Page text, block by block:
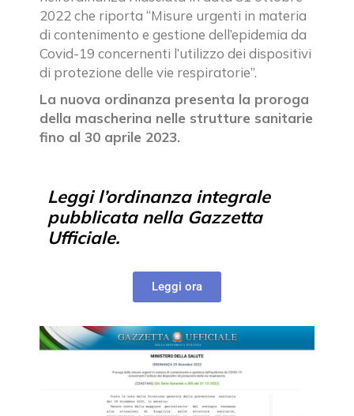
2022 che riporta “Misure urgenti in materia
di contenimento e gestione dell’epidemia da
Covid-19 concernenti l’utilizzo dei dispositivi
di protezione delle vie respiratorie”.
La nuova ordinanza presenta la proroga
della mascherina nelle strutture sanitarie
fino al 30 aprile 2023.
Leggi l’ordinanza integrale
pubblicata nella Gazzetta
Ufficiale.
Leggi ora